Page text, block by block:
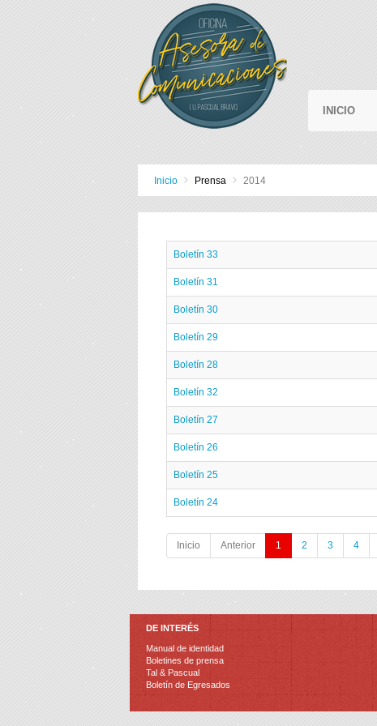
INICIO
Inicio Prensa 2014
Boletín 33
Boletín 31
Boletín 30
Boletín 29
Boletín 28
Boletín 32
Boletín 27
Boletín 26
Boletín 25
Boletín 24
Inicio Anterior 1 2 3 4
DE INTERÉS
Manual de identidad
Boletines de prensa
Tal & Pascual
Boletín de Egresados